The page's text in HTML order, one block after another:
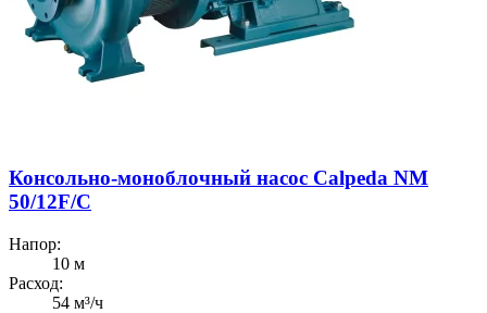
Консольно-моноблочный насос Calpeda NM
50/12F/C
Напор:
10 м
Расход:
54 м³/ч